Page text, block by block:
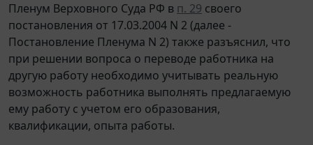
Пленум Верховного Суда РФ в п. 29 своего
постановления от 17.03.2004 N 2 (далее -
Постановление Пленума N 2) также разъяснил, что
при решении вопроса о переводе работника на
другую работу необходимо учитывать реальную
возможность работника выполнять предлагаемую
ему работу с учетом его образования,
квалификации, опыта работы.